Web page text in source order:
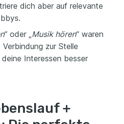
dich aber auf relevante
“ oder „ Musik hören“ waren
zur Stelle
Interessen besser
+